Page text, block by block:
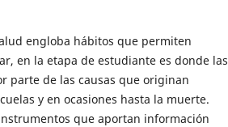
engloba hábitos que permiten
en la etapa de estudiante es donde las
parte de las causas que originan
y en ocasiones hasta la muerte.
que aportan información